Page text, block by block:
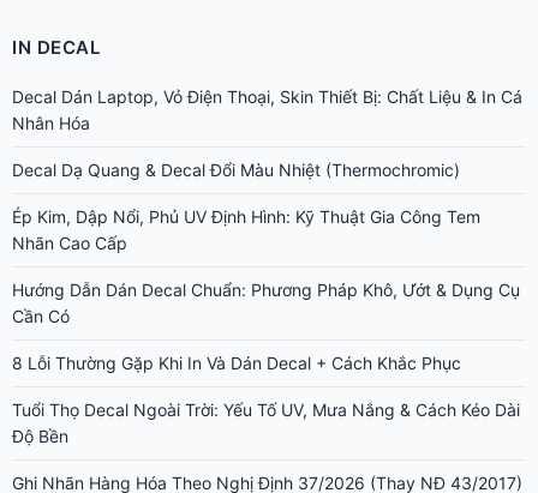
IN DECAL
Decal Dán Laptop, Vỏ Điện Thoại, Skin Thiết Bị: Chất Liệu & In Cá
Nhân Hóa
Decal Dạ Quang & Decal Đổi Màu Nhiệt (Thermochromic)
Ép Kim, Dập Nổi, Phủ UV Định Hình: Kỹ Thuật Gia Công Tem
Nhãn Cao Cấp
Hướng Dẫn Dán Decal Chuẩn: Phương Pháp Khô, Ướt & Dụng Cụ
Cần Có
8 Lỗi Thường Gặp Khi In Và Dán Decal + Cách Khắc Phục
Tuổi Thọ Decal Ngoài Trời: Yếu Tố UV, Mưa Nắng & Cách Kéo Dài
Độ Bền
Ghi Nhãn Hàng Hóa Theo Nghị Định 37/2026 (Thay NĐ 43/2017)